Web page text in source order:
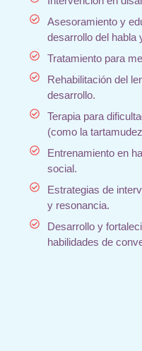
Asesoramiento y
desarrollo del habla
Tratamiento para
Rehabilitación del
desarrollo.
Terapia para
(como la
Entrenamiento en
social.
Estrategias de
y resonancia.
Desarrollo y
habilidades de